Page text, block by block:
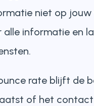
niet op
alle informatie en
rate blijft de
of het